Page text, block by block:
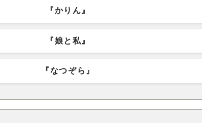
『かりん』
『娘と私』
『なつぞら』